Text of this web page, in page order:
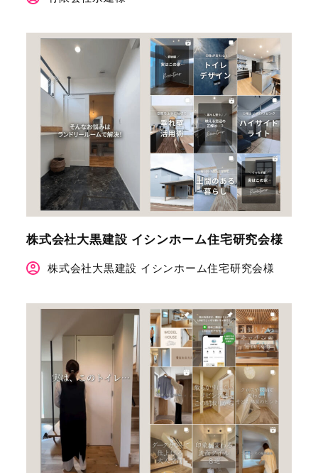
株式会社大黒建設 イシンホーム住宅研究会様
株式会社大黒建設 イシンホーム住宅研究会様